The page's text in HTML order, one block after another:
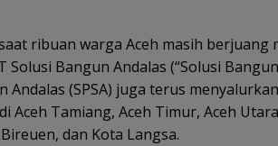
saat ribuan warga Aceh masih
Solusi Bangun Andalas (“Solusi
Andalas (SPSA) juga terus
Aceh Tamiang, Aceh Timur, Aceh
dan Kota Langsa.